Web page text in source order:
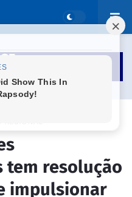
tem resolução
impulsionar